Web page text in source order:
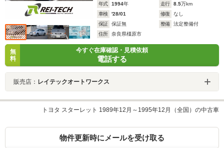
年式 1994年 走行 8.5万km
車検
'28/01 修復
なし
保証
保証無 整備
法定整備付
住所
奈良県橿原市
無
料
今すぐ在庫確認・見積依頼
電話する
販売店： レイテックオートワークス
トヨタ スターレット 1989年12月～1995年12月（全国）の中古車
物件更新時にメールを受け取る